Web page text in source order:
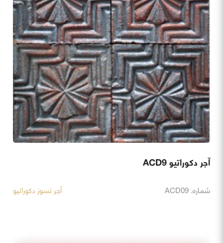
آجر دکوراتیو ACD9
شماره. ACD09 آجر نسوز دکوراتیو